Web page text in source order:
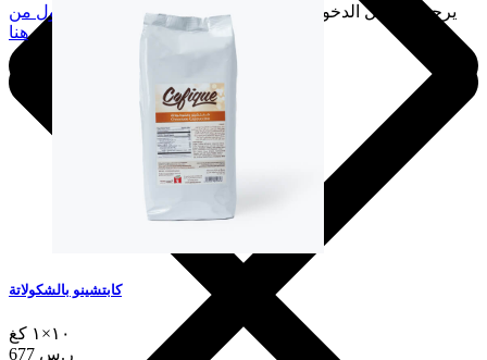
يرجى تسجيل الدخول لإضافة هذا إلى المفضلة.
سجّل الدخول من
هنا
كابتشينو بالشكولاتة
١٠×١ كغ
677 ر.س